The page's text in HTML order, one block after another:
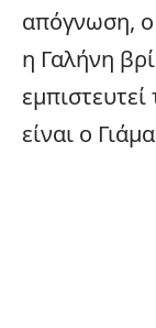
απόγνωση,
η Γαλήνη
είναι ο